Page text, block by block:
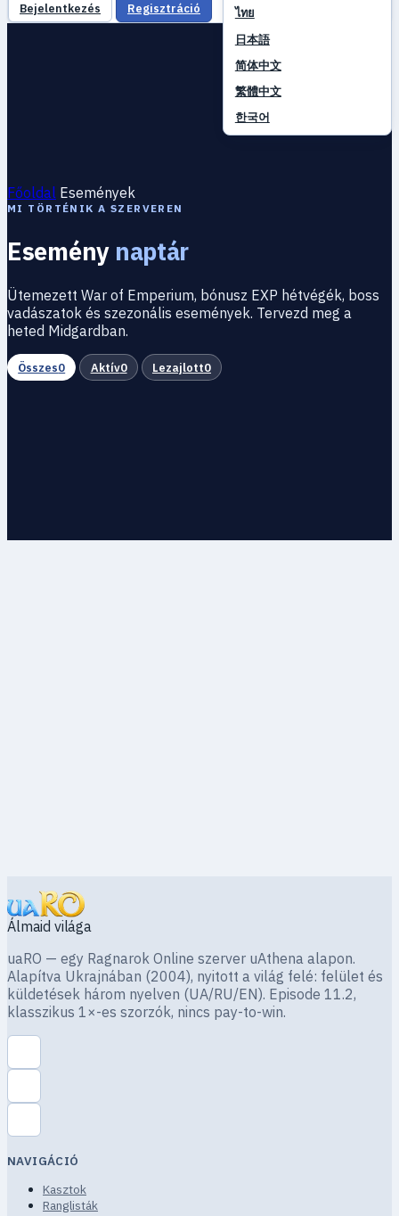
ไทย
日本語
简体中文
繁體中文
한국어
Bejelentkezés Regisztráció
Főoldal Események
MI TÖRTÉNIK A SZERVEREN
Esemény naptár
Ütemezett War of Emperium, bónusz EXP hétvégék, boss
vadászatok és szezonális események. Tervezd meg a
heted Midgardban.
Összes0 Aktív0 Lezajlott0
Álmaid világa
uaRO — egy Ragnarok Online szerver uAthena alapon.
Alapítva Ukrajnában (2004), nyitott a világ felé: felület és
küldetések három nyelven (UA/RU/EN). Episode 11.2,
klasszikus 1×-es szorzók, nincs pay-to-win.
NAVIGÁCIÓ
Kasztok
Ranglisták